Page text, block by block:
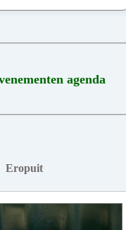
agenda
Eropuit